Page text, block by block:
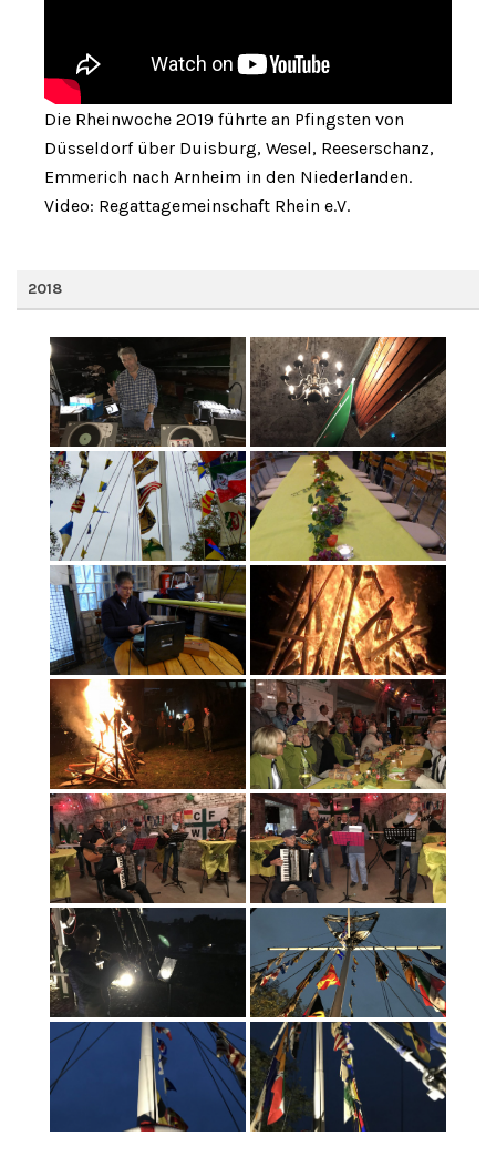
Die Rheinwoche 2019 führte an Pfingsten von
Düsseldorf über Duisburg, Wesel, Reeserschanz,
Emmerich nach Arnheim in den Niederlanden.
Video: Regattagemeinschaft Rhein e.V.
2018